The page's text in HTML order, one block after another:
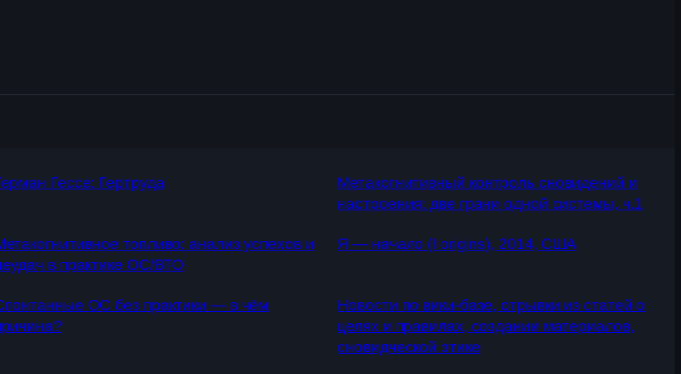
Гессе: Гертруда
Метакогнитивный контроль сновидений и
настроения: две грани одной системы, ч.1
топливо: анализ успехов и
в практике ОС/ВТО
Я — начало (I origins), 2014, США
ОС без практики — в чём
Новости по вики-базе, отрывки из статей о
целях и правилах, создании материалов,
сновидческой этике